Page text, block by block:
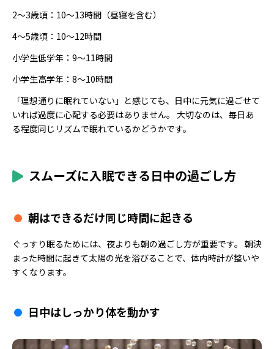
2〜3歳頃：10〜13時間（昼寝を含む）
4〜5歳頃：10〜12時間
小学生低学年：9〜11時間
小学生高学年：8〜10時間
「理想通りに眠れていない」と感じても、日中に元気に過ごせて
いれば過度に心配する必要はありません。 大切なのは、毎日あ
る程度同じリズムで眠れているかどうかです。
スムーズに入眠できる日中の過ごし方
朝はできるだけ同じ時間に起きる
ぐっすり眠るためには、夜よりも朝の過ごし方が重要です。 朝決
まった時間に起きて太陽の光を浴びることで、体内時計が整いや
すくなります。
日中はしっかり体を動かす